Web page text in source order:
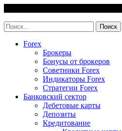
content
Найти:
Forex
Брокеры
Бонусы от брокеров
Советники Forex
Индикаторы Forex
Стратегии Forex
Банковский сектор
Дебетовые карты
Депозиты
Кредитование